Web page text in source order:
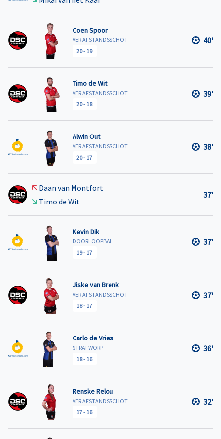
Coen Spoor
VER AFSTANDSSCHOT
20- 19
40'
Timo de Wit
VER AFSTANDSSCHOT
20- 18
39'
Alwin Out
VER AFSTANDSSCHOT
20- 17
38'
Daan van Montfort
Timo de Wit
37'
Kevin Dik
DOORLOOPBAL
19- 17
37'
Jiske van Brenk
VER AFSTANDSSCHOT
18- 17
37'
Carlo de Vries
STRAFWORP
18- 16
36'
Renske Relou
VER AFSTANDSSCHOT
17- 16
32'